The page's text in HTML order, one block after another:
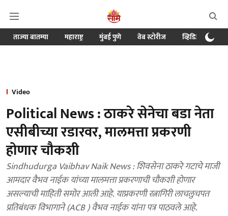
ताज्या बातम्या महाराष्ट्र मुंबई पुणे वेब स्टोरीज व्हिडिओ
Video
Political News : ठाकरे सेनेचा बडा नेता
एसीबीच्या रडारवर, मालमत्ता प्रकरणी
होणार चौकशी
Sindhudurga Vaibhav Naik News : शिवसेना ठाकरे गटाचे माजी
आमदार वैभव नाईक यांच्या मालमत्ता प्रकरणाची चौकशी होणार
असल्याची माहिती समोर आली आहे. याप्रकरणी रत्नागिरी लाचलुचपत
प्रतिबंधक विभागाने (ACB ) वैभव नाईक यांना पत्र पाठवले आहे.